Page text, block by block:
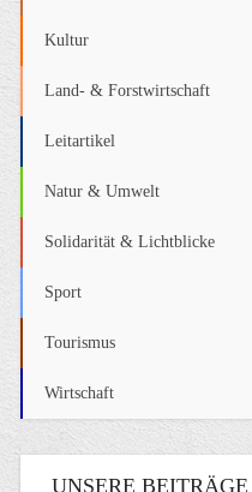
Kultur
Land- & Forstwirtschaft
Leitartikel
Natur & Umwelt
Solidarität & Lichtblicke
Sport
Tourismus
Wirtschaft
UNSERE